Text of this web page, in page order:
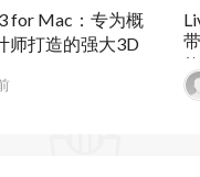
。自 2020 年起，
户的需求。
for Mac：专为概
师打造的强大3D
能